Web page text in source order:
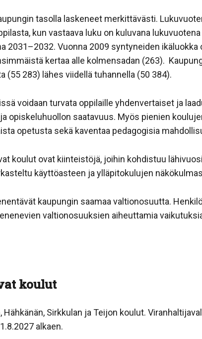
tasolla laskeneet merkittävästi.
kun vastaava luku on kuluvana
2031–2032. Vuonna 2009 syntyneiden ikäluokka
kertaa alle kolmensadan (263).
(55 283) lähes viidellä tuhannella (50 384).
voidaan turvata oppilaille yhdenvertaiset ja
opiskeluhuollon saatavuus. Myös pienien
opetusta sekä kaventaa pedagogisia
koulut ovat kiinteistöjä, joihin kohdistuu
käyttöasteen ja ylläpitokulujen
kaupungin saamaa valtionosuutta.
valtionosuuksien aiheuttamia
koulut
Hähkänän, Sirkkulan ja Teijon koulut.
alkaen.